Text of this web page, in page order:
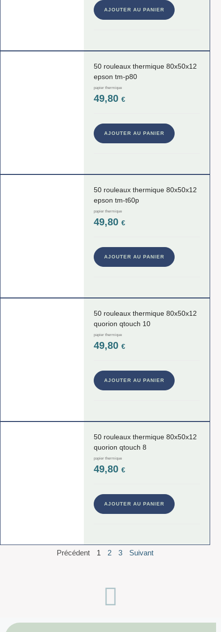
AJOUTER AU PANIER
50 rouleaux thermique 80x50x12
epson tm-p80
papier thermique
49,80€
AJOUTER AU PANIER
50 rouleaux thermique 80x50x12
epson tm-t60p
papier thermique
49,80€
AJOUTER AU PANIER
50 rouleaux thermique 80x50x12
quorion qtouch 10
papier thermique
49,80€
AJOUTER AU PANIER
50 rouleaux thermique 80x50x12
quorion qtouch 8
papier thermique
49,80€
AJOUTER AU PANIER
Précédent 1 2 3 Suivant